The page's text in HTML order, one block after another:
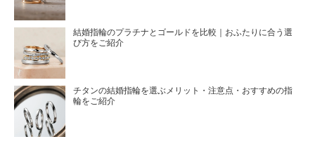
結婚指輪のプラチナとゴールドを比較｜おふたりに合う選
び方をご紹介
チタンの結婚指輪を選ぶメリット・注意点・おすすめの指
輪をご紹介